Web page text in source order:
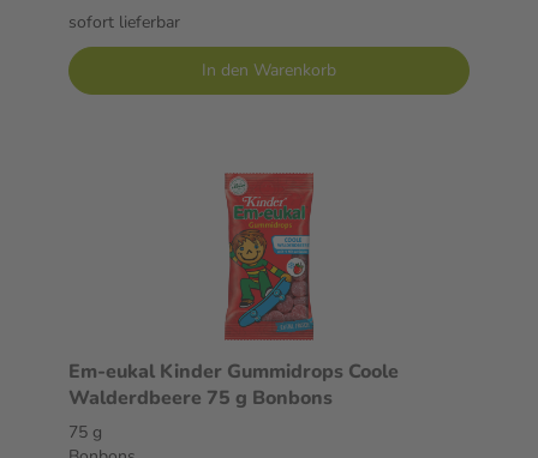
sofort lieferbar
In den Warenkorb
Em-eukal Kinder Gummidrops Coole
Walderdbeere 75 g Bonbons
75 g